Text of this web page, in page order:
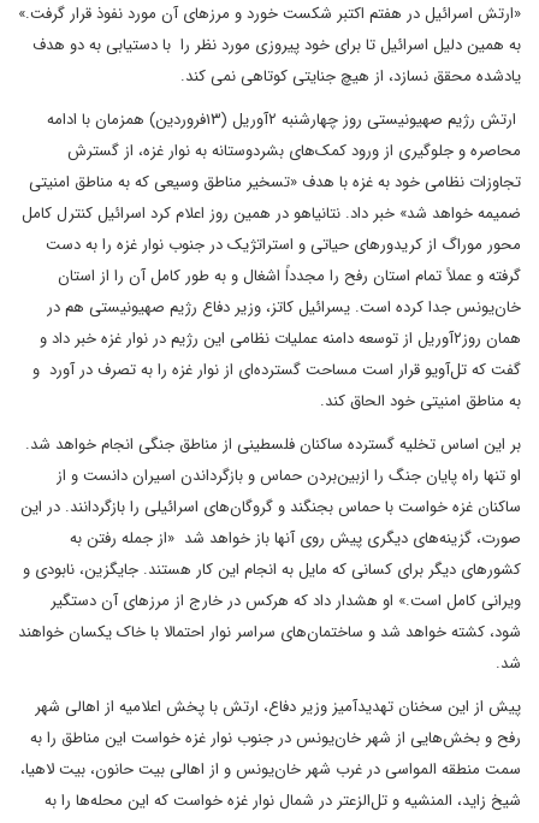
«ارتش اسرائیل در هفتم اکتبر شکست خورد و مرزهای آن مورد نفوذ قرار گرفت.»
به همین دلیل اسرائیل تا برای خود پیروزی مورد نظر را با دستیابی به دو هدف
یادشده محقق نسازد، از هیچ جنایتی کوتاهی نمی کند.
ارتش رژیم صهیونیستی روز چهارشنبه ۲آوریل (۱۳فروردین) همزمان با ادامه
محاصره و جلوگیری از ورود کمک‌های بشردوستانه به نوار غزه، از گسترش
تجاوزات نظامی خود به غزه با هدف «تسخیر مناطق وسیعی که به مناطق امنیتی
ضمیمه خواهد شد» خبر داد. نتانیاهو در همین روز اعلام کرد اسرائیل کنترل کامل
محور موراگ از کریدورهای حیاتی و استراتژیک در جنوب نوار غزه را به دست
گرفته و عملاً تمام استان رفح را مجدداً اشغال و به طور کامل آن را از استان
خان‌یونس جدا کرده است. یسرائیل کاتز، وزیر دفاع رژیم صهیونیستی هم در
همان روز۲آوریل از توسعه دامنه عملیات نظامی این رژیم در نوار غزه خبر داد و
گفت که تل‌آویو قرار است مساحت گسترده‌ای از نوار غزه را به تصرف در آورد و
به مناطق امنیتی خود الحاق کند.
بر این اساس تخلیه گسترده ساکنان فلسطینی از مناطق جنگی انجام خواهد شد.
او تنها راه پایان جنگ را ازبین‌بردن حماس و بازگرداندن اسیران دانست و از
ساکنان غزه خواست با حماس بجنگند و گروگان‌های اسرائیلی را بازگردانند. در این
صورت، گزینه‌های دیگری پیش روی آنها باز خواهد شد «از جمله رفتن به
کشورهای دیگر برای کسانی که مایل به انجام این کار هستند. جایگزین، نابودی و
ویرانی کامل است.» او هشدار داد که هرکس در خارج از مرزهای آن دستگیر
شود، کشته خواهد شد و ساختمان‌های سراسر نوار احتمالا با خاک یکسان خواهند
شد.
پیش از این سخنان تهدیدآمیز وزیر دفاع، ارتش با پخش اعلامیه از اهالی شهر
رفح و بخش‌هایی از شهر خان‌یونس در جنوب نوار غزه خواست این مناطق را به
سمت منطقه المواسی در غرب شهر خان‌یونس و از اهالی بیت حانون، بیت لاهیا،
شیخ زاید، المنشیه و تل‌الزعتر در شمال نوار غزه خواست که این محله‌ها را به